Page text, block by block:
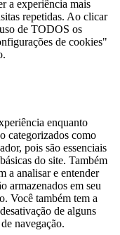
a experiência mais
repetidas. Ao clicar
de TODOS os
de cookies"
enquanto
categorizados como
pois são essenciais
do site. Também
a analisar e entender
armazenados em seu
Você também tem a
de alguns
navegação.